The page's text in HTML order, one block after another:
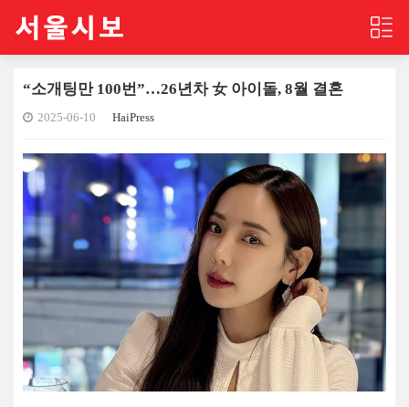
“소개팅만 100번”…26년차 女 아이돌, 8월 결혼
2025-06-10 HaiPress